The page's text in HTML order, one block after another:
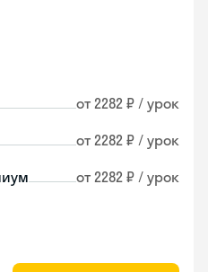
от 2282 ₽ / урок
от 2282 ₽ / урок
от 2282 ₽ / урок